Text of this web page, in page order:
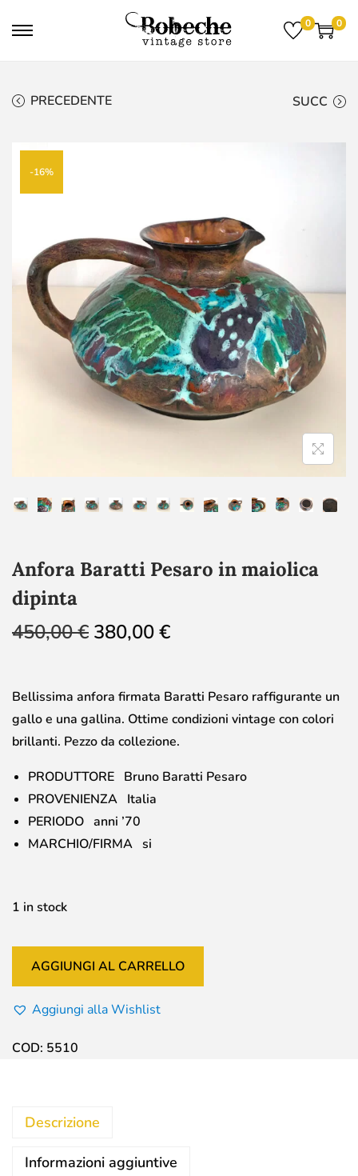
0 0
PRECEDENTE SUCC
-16%
Anfora Baratti Pesaro in maiolica
dipinta
450,00€ 380,00€
Bellissima anfora firmata Baratti Pesaro raffigurante un
gallo e una gallina. Ottime condizioni vintage con colori
brillanti. Pezzo da collezione.
PRODUTTORE Bruno Baratti Pesaro
PROVENIENZA Italia
PERIODO anni ’70
MARCHIO/FIRMA si
1 in stock
AGGIUNGI AL CARRELLO
Aggiungi alla Wishlist
COD: 5510
Descrizione
Informazioni aggiuntive